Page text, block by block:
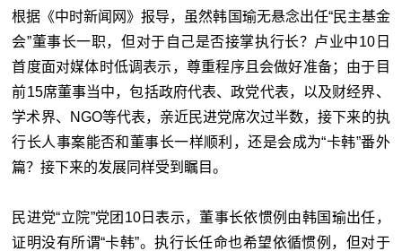
根据《中时新闻网》报导，虽然韩国瑜无悬念出任“民主基金
会”董事长一职，但对于自己是否接掌执行长？卢业中10日
首度面对媒体时低调表示，尊重程序且会做好准备；由于目
前15席董事当中，包括政府代表、政党代表，以及财经界、
学术界、NGO等代表，亲近民进党席次过半数，接下来的执
行长人事案能否和董事长一样顺利，还是会成为“卡韩”番外
篇？接下来的发展同样受到瞩目。
民进党“立院”党团10日表示，董事长依惯例由韩国瑜出任，
证明没有所谓“卡韩”。执行长任命也希望依循惯例，但对于